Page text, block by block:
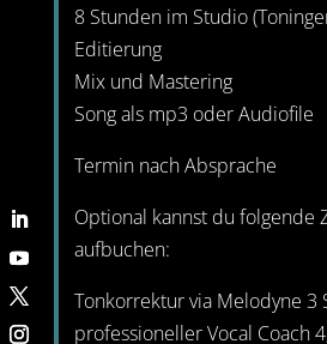
8 Stunden im Studio
Editierung
Mix und Mastering
Song als mp3 oder Audiofile
Termin nach Absprache
Optional kannst du folgende
aufbuchen:
Tonkorrektur via Melodyne 3
professioneller Vocal Coach